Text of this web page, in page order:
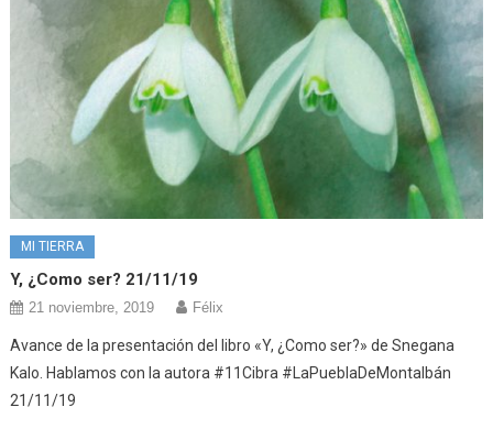
MI TIERRA
Y, ¿Como ser? 21/11/19
21 noviembre, 2019 Félix
Avance de la presentación del libro «Y, ¿Como ser?» de Snegana
Kalo. Hablamos con la autora #11Cibra #LaPueblaDeMontalbán
21/11/19